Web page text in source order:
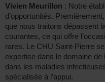
Vivien Meurillon : Notre
d’opportunités.
que nous traitons dépassent
courantes, ce qui offre
rares. Le CHU Saint-Pierre
expertise dans le domaine
dans les maladies
spécialisée à l’appui.